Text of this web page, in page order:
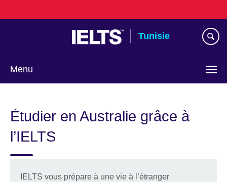
to
Tunisie
Menu
language
Étudier en Australie grâce à
l’IELTS
IELTS vous prépare à une vie à l’étranger